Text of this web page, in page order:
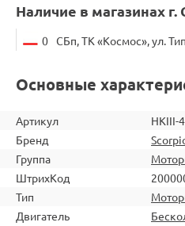
Наличие в магазинах
0 СБп, ТК «Космос», ул.
Основные
Артикул
HKIII-
Бренд
Группа
ШтрихКод
Тип
Двигатель